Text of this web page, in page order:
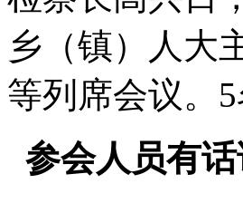
乡（镇）人大
等列席会议。
参会人员有